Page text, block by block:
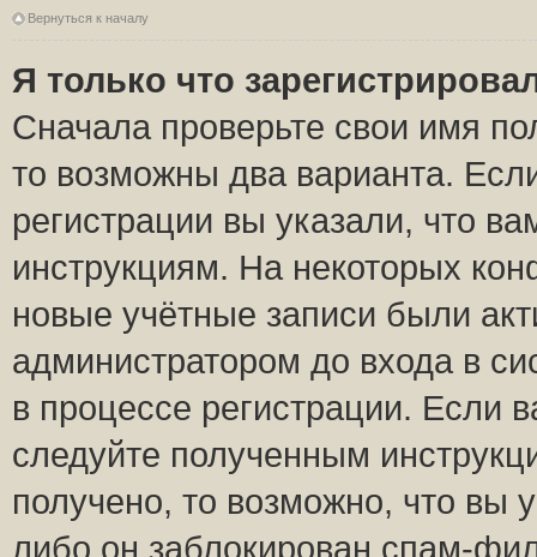
Вернуться к началу
Я только что
Сначала проверьте свои имя
то возможны два варианта.
регистрации вы указали, что
инструкциям. На некоторых
новые учётные записи были
администратором до входа в
в процессе регистрации.
следуйте полученным
получено, то возможно, что вы
либо он заблокирован спам-